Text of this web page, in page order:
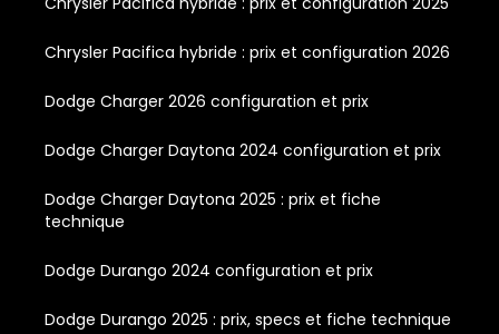
Chrysler Pacifica hybride : prix et configuration 2026
Dodge Charger 2026 configuration et prix
Dodge Charger Daytona 2024 configuration et prix
Dodge Charger Daytona 2025 : prix et fiche
technique
Dodge Durango 2024 configuration et prix
Dodge Durango 2025 : prix, specs et fiche technique